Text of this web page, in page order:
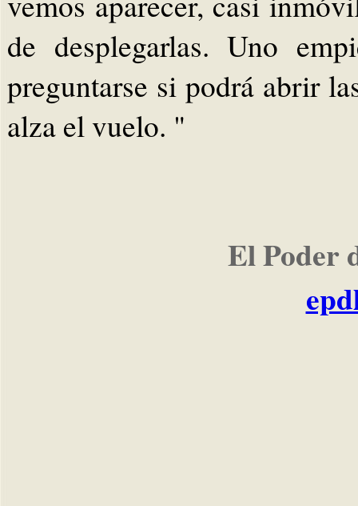
de desplegarlas. Uno
preguntarse si podrá abrir
alza el vuelo. "
El Poder